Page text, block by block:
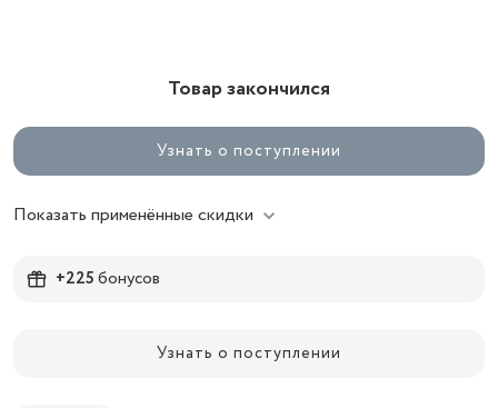
Товар закончился
Узнать о поступлении
Показать применённые скидки
+225бонусов
Узнать о поступлении